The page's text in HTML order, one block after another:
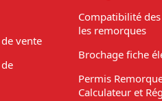
vente
Compatibilité
les remorques
Brochage fiche
Permis
Calculateur et